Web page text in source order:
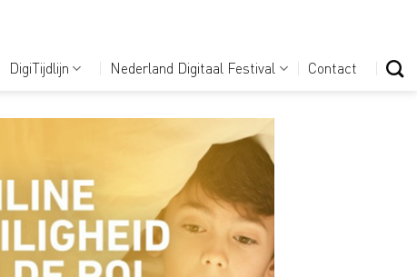
DigiTijdlijn Nederland Digitaal Festival Contact